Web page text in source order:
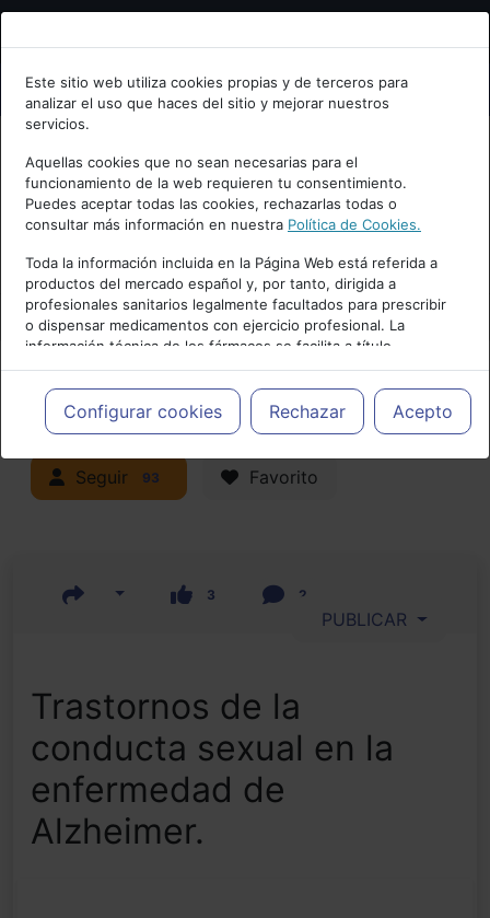
Bienvenid@ a psiquiatria.com
Escribe tu Email
Accede o regístrate con tu email.
Cancelar
Este sitio web utiliza cookies propias y de terceros para
analizar el uso que haces del sitio y mejorar nuestros
servicios.
Aquellas cookies que no sean necesarias para el
funcionamiento de la web requieren tu consentimiento.
Puedes aceptar todas las cookies, rechazarlas todas o
consultar más información en nuestra Política de Cookies.
Toda la información incluida en la Página Web está referida a
productos del mercado español y, por tanto, dirigida a
profesionales sanitarios legalmente facultados para prescribir
o dispensar medicamentos con ejercicio profesional. La
información técnica de los fármacos se facilita a título
meramente informativo, siendo responsabilidad de los
profesionales facultados prescribir medicamentos y decidir, en
cada caso concreto, el tratamiento más adecuado a las
necesidades del paciente.
Configurar cookies Rechazar Acepto
Actualidad y Artículos|Trastornos
neurocognitivos (demencias)
Seguir 93 Favorito
3 2
PUBLICAR
Trastornos de la
conducta sexual en la
enfermedad de
Alzheimer.